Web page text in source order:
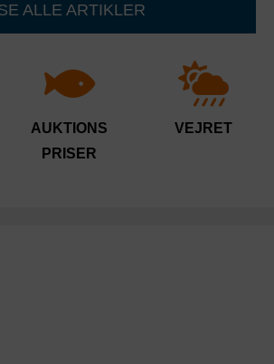
ALLE ARTIKLER
AUKTIONS
PRISER
VEJRET